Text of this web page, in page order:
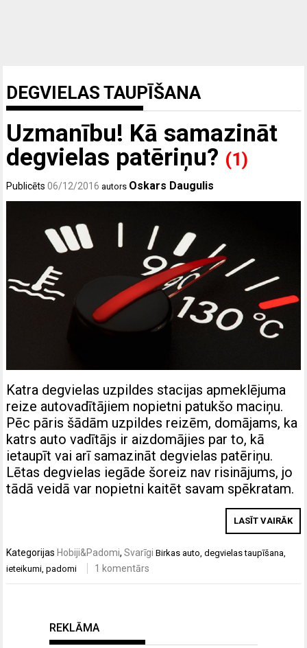
DEGVIELAS TAUPĪŠANA
Uzmanību! Kā samazināt
degvielas patēriņu? (1)
Publicēts06/12/2016 autors Oskars Daugulis
Katra degvielas uzpildes stacijas apmeklējuma
reize autovadītājiem nopietni patukšo maciņu.
Pēc pāris šādām uzpildes reizēm, domājams, ka
katrs auto vadītājs ir aizdomājies par to, kā
ietaupīt vai arī samazināt degvielas patēriņu.
Lētas degvielas iegāde šoreiz nav risinājums, jo
tādā veidā var nopietni kaitēt savam spēkratam.
LASĪT VAIRĀK
Kategorijas Hobiji&Padomi,Svarīgi Birkasauto,degvielas taupīšana,
ieteikumi,padomi 1 komentārs
REKLĀMA